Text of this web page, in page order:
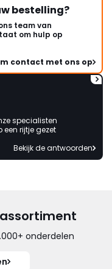
bestelling?
team van
om hulp op
contact met ons op
specialisten
rijtje gezet
Bekijk de antwoorden
onderdelen